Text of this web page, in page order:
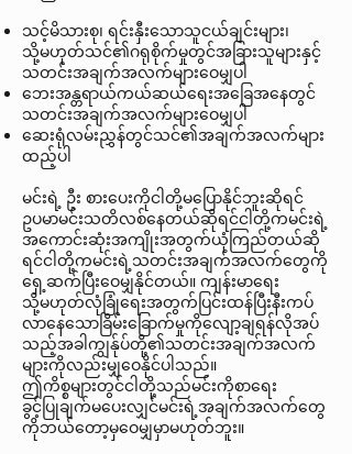
သင့်မိသားစု၊ ရင်းနှီးသောသူငယ်ချင်းများ၊
သို့မဟုတ်သင်၏ဂရုစိုက်မှုတွင်အခြားသူများနှင့်
သတင်းအချက်အလက်များဝေမျှပါ
ဘေးအန္တရာယ်ကယ်ဆယ်ရေးအခြေအနေတွင်
သတင်းအချက်အလက်များဝေမျှပါ
ဆေးရုံလမ်းညွှန်တွင်သင်၏အချက်အလက်များ
ထည့်ပါ
မင်းရဲ့ ဦး စားပေးကိုငါတို့မပြောနိုင်ဘူးဆိုရင်
ဥပမာမင်းသတိလစ်နေတယ်ဆိုရင်ငါတို့ကမင်းရဲ့
အကောင်းဆုံးအကျိုးအတွက်ယုံကြည်တယ်ဆို
ရင်ငါတို့ကမင်းရဲ့သတင်းအချက်အလက်တွေကို
ရှေ့ဆက်ပြီးဝေမျှနိုင်တယ်။ ကျန်းမာရေး
သို့မဟုတ်လုံခြုံရေးအတွက်ပြင်းထန်ပြီးနီးကပ်
လာနေသောခြိမ်းခြောက်မှုကိုလျော့ချရန်လိုအပ်
သည့်အခါကျွန်ုပ်တို့၏သတင်းအချက်အလက်
များကိုလည်းမျှဝေနိုင်ပါသည်။
ဤကိစ္စများတွင်ငါတို့သည်မင်းကိုစာရေး
ခွင့်ပြုချက်မပေးလျှင်မင်းရဲ့အချက်အလက်တွေ
ကိုဘယ်တော့မှဝေမျှမှာမဟုတ်ဘူး။